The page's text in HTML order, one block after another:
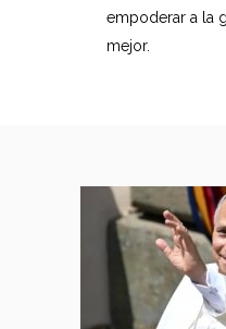
empoderar a la
mejor.